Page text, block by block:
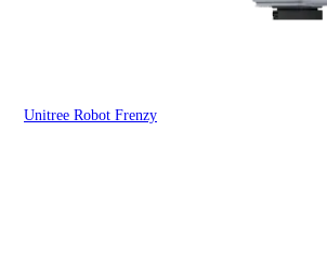
Unitree Robot Frenzy